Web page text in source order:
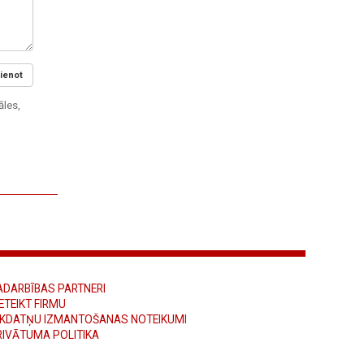
PARTNERI
FIRMU
IZMANTOŠANAS NOTEIKUMI
POLITIKA